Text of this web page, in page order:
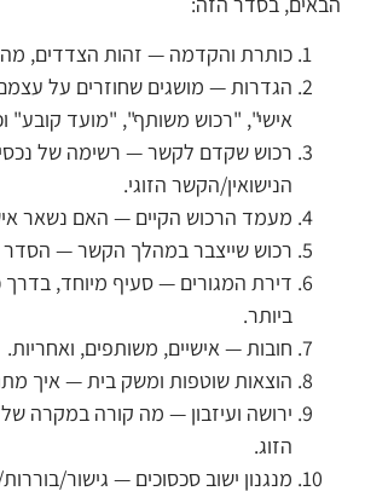
כותרת והקדמה — זהות הצדדים,
הגדרות — מושגים שחוזרים על
אישי", "רכוש משותף", "מועד קובע"
רכוש שקדם לקשר — רשימה של
הנישואין/הקשר הזוגי.
מעמד הרכוש הקיים — האם נשאר
רכוש שייצבר במהלך הקשר — הסדר
דירת המגורים — סעיף מיוחד,
ביותר.
חובות — אישיים, משותפים, ואחריות.
הוצאות שוטפות ומשק בית — איך
ירושה ועיזבון — מה קורה במקרה
הזוג.
מנגנון ישוב סכסוכים — גישור/